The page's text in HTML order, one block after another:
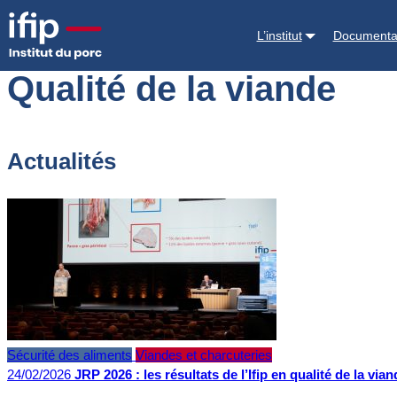
L’institut
Accueil Qualité de la viande
Qualité de la viande
Actualités
Sécurité des aliments Viandes et charcuteries
24/02/2026 JRP 2026 : les résultats de l’Ifip en qualité de la